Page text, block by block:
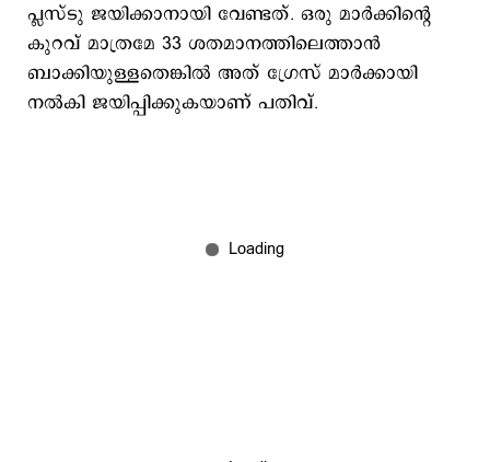
പ്ലസ്ടു ജയിക്കാനായി വേണ്ടത്. ഒരു മാര്‍ക്കിന്‍റെ
കുറവ് മാത്രമേ 33 ശതമാനത്തിലെത്താന്‍
ബാക്കിയുള്ളതെങ്കില്‍ അത് ഗ്രേസ് മാര്‍ക്കായി
നല്‍കി ജയിപ്പിക്കുകയാണ് പതിവ്.